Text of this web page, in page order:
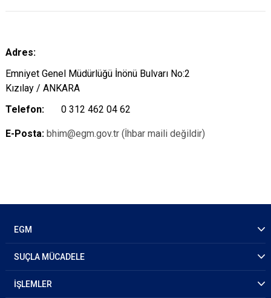
Adres:
Emniyet Genel Müdürlüğü İnönü Bulvarı No:2
Kızılay / ANKARA
Telefon:
0 312 462 04 62
E-Posta: bhim@egm.gov.tr (İhbar maili değildir)
EGM
SUÇLA MÜCADELE
İŞLEMLER